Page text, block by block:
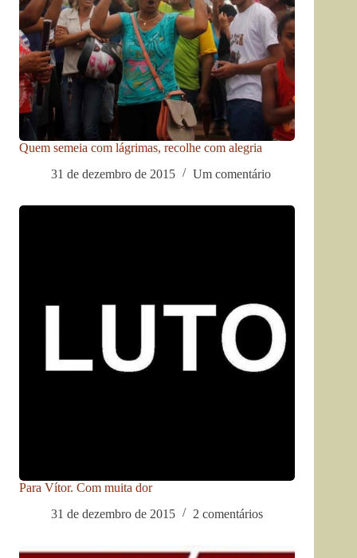
Quem semeia com lágrimas, recolhe com alegria
31 de dezembro de 2015
Um comentário
Para Vítor. Com muita dor
31 de dezembro de 2015
2 comentários